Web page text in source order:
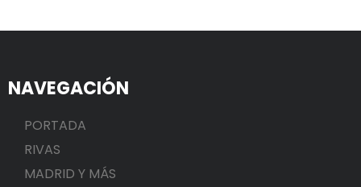
NAVEGACIÓN
PORTADA
RIVAS
MADRID Y MÁS